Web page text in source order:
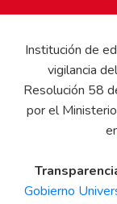
Institución de
vigilancia
Resolución 58
por el
Gobierno